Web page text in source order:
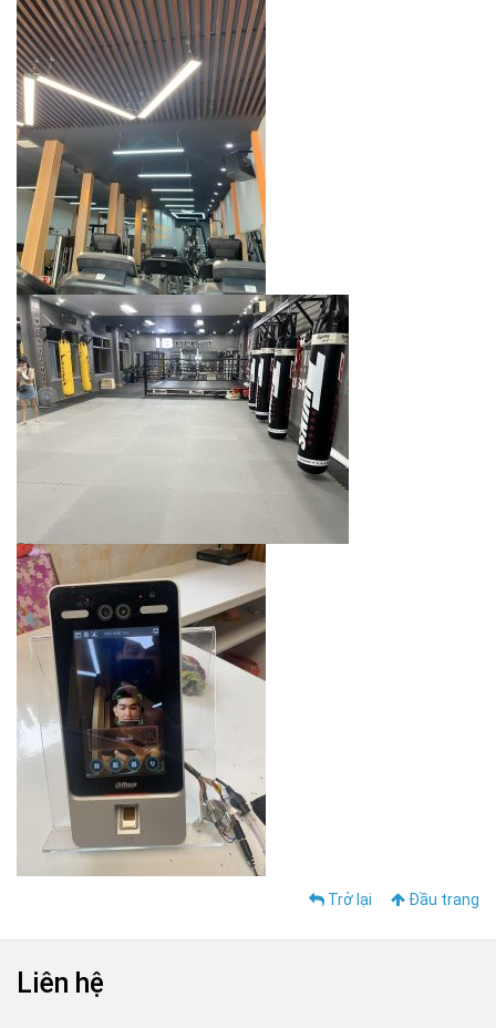
Trở lại Đầu trang
Liên hệ